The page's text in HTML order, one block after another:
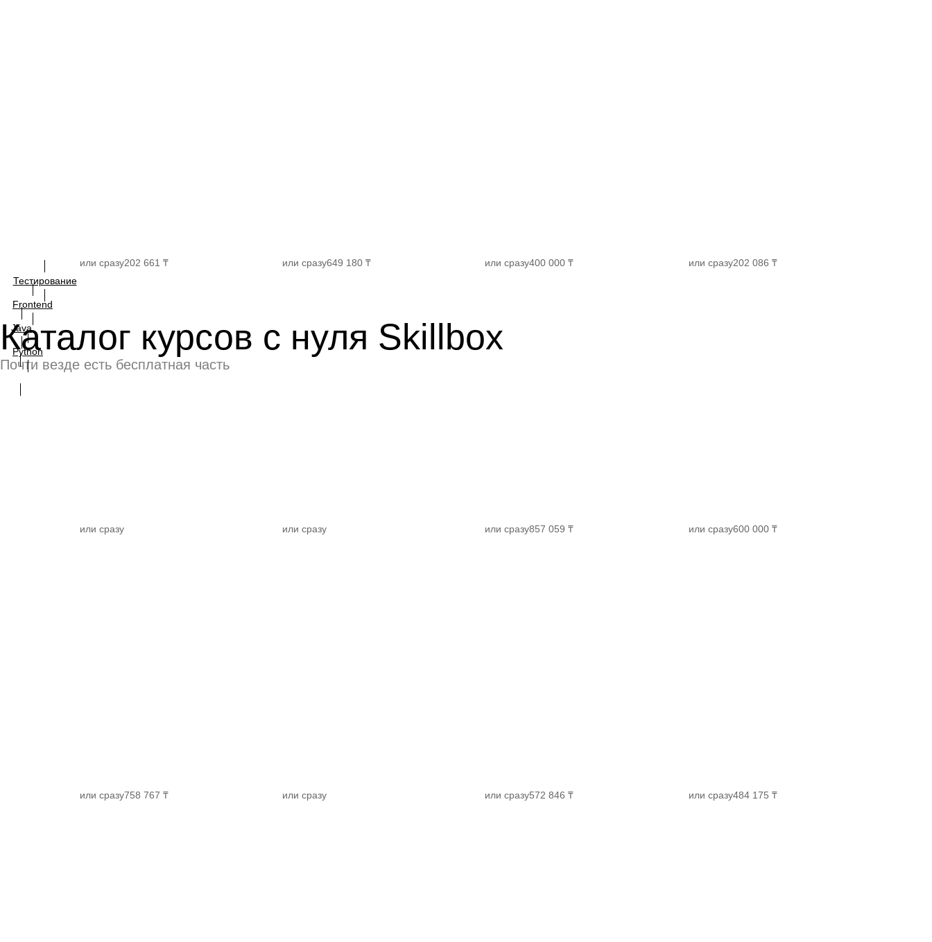
Каталог курсов с нуля Skillbox
Почти везде есть бесплатная часть
Тестирование
Frontend
Java
Python
Все
или сразу649 180 ₸
или сразу857 059 ₸ или сразу600 000 ₸
или сразу758 767 ₸
или сразу202 661 ₸ или сразу400 000 ₸ или сразу202 086 ₸
или сразу
или сразу
или сразу572 846 ₸ или сразу484 175 ₸
или сразу